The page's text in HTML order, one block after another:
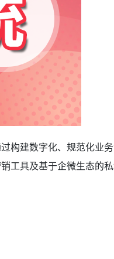
构建数字化、规范化业
工具及基于企微生态的